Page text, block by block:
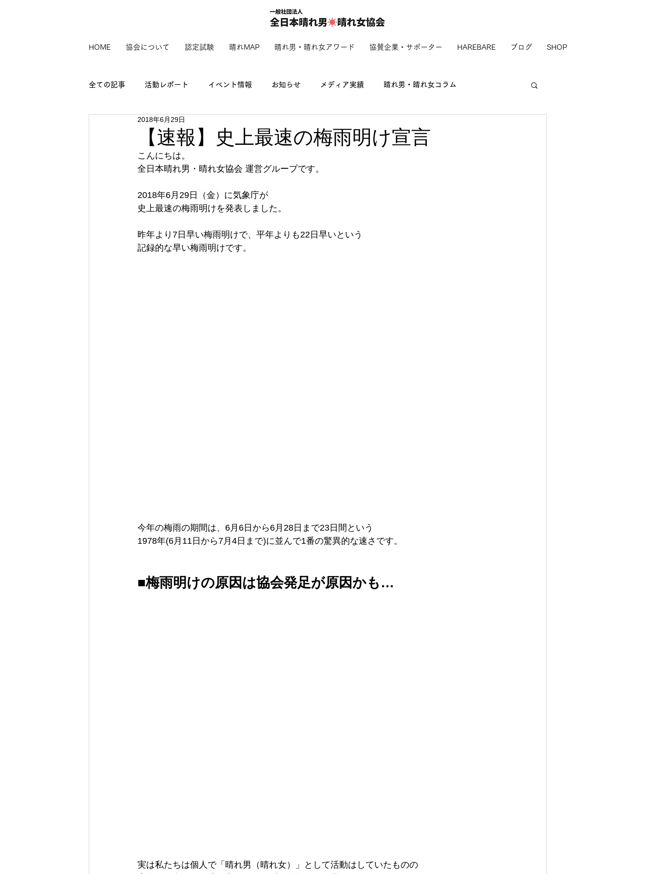
HOME 協会について 認定試験 晴れMAP 晴れ男・晴れ女アワード 協賛企業・サポーター HAREBARE ブログ SHOP
全ての記事 活動レポート イベント情報 お知らせ メディア実績 晴れ男・晴れ女コラム
【速報】史上最速の梅雨明け宣言
2018年6月29日
こんにちは。
全日本晴れ男・晴れ女協会 運営グループです。
2018年6月29日（金）に気象庁が
史上最速の梅雨明けを発表しました。
昨年より7日早い梅雨明けで、平年よりも22日早いという
記録的な早い梅雨明けです。
今年の梅雨の期間は、6月6日から6月28日まで23日間という
1978年(6月11日から7月4日まで)に並んで1番の驚異的な速さです。
■梅雨明けの原因は協会発足が原因かも…
実は私たちは個人で「晴れ男（晴れ女）」として活動はしていたものの